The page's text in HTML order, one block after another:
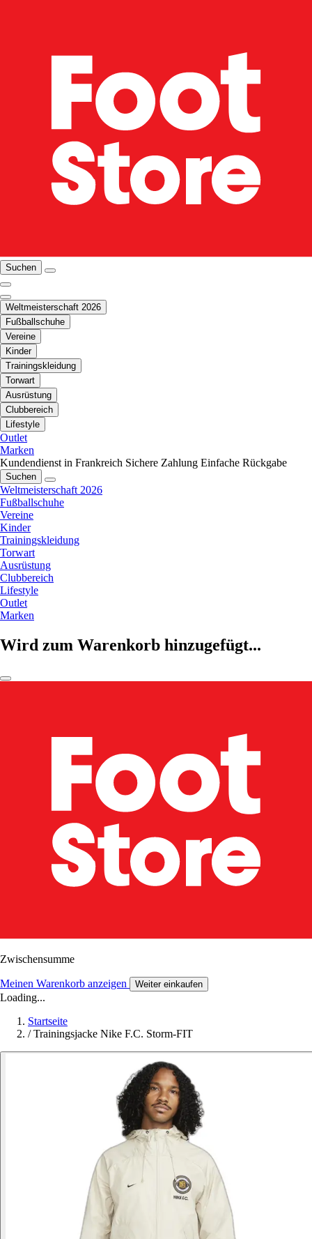
Suchen
Weltmeisterschaft 2026
Fußballschuhe
Vereine
Kinder
Trainingskleidung
Torwart
Ausrüstung
Clubbereich
Lifestyle
Outlet
Marken
Kundendienst in Frankreich Sichere Zahlung Einfache Rückgabe
Suchen
Weltmeisterschaft 2026
Fußballschuhe
Vereine
Kinder
Trainingskleidung
Torwart
Ausrüstung
Clubbereich
Lifestyle
Outlet
Marken
Wird zum Warenkorb hinzugefügt...
Zwischensumme
Meinen Warenkorb anzeigen Weiter einkaufen
Loading...
Startseite
/ Trainingsjacke Nike F.C. Storm-FIT